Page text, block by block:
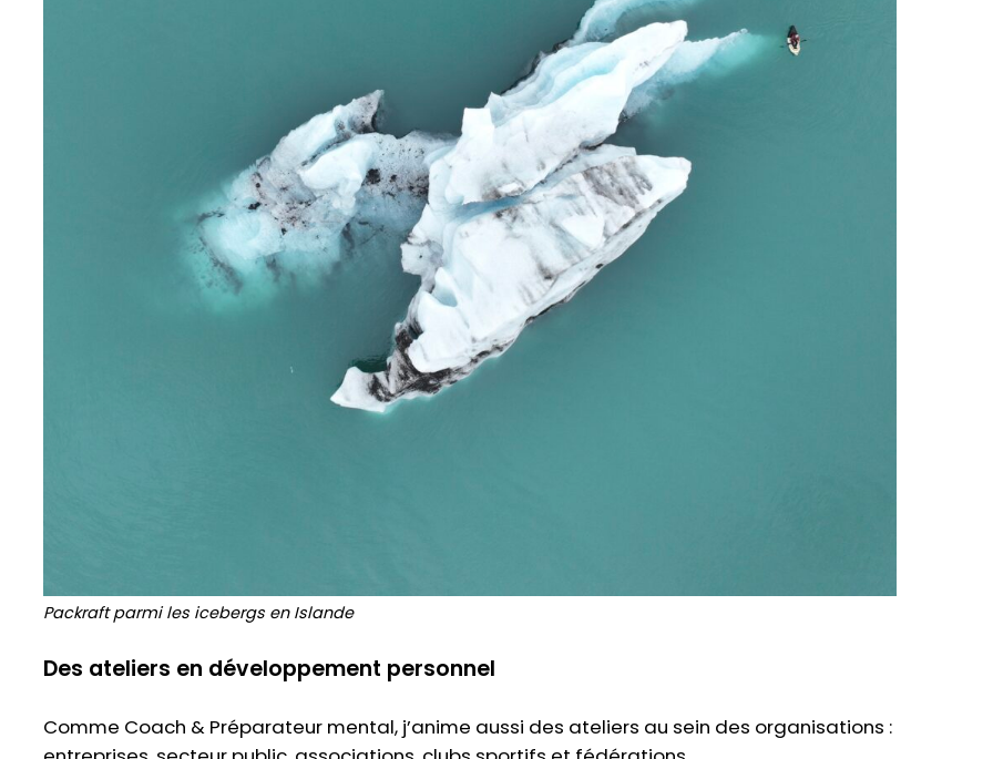
Packraft parmi les icebergs en Islande
Des ateliers en développement personnel
Comme Coach & Préparateur mental, j’anime aussi des ateliers au sein des organisations :